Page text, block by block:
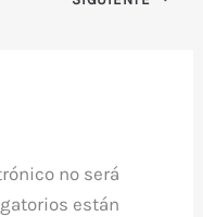
no será
están